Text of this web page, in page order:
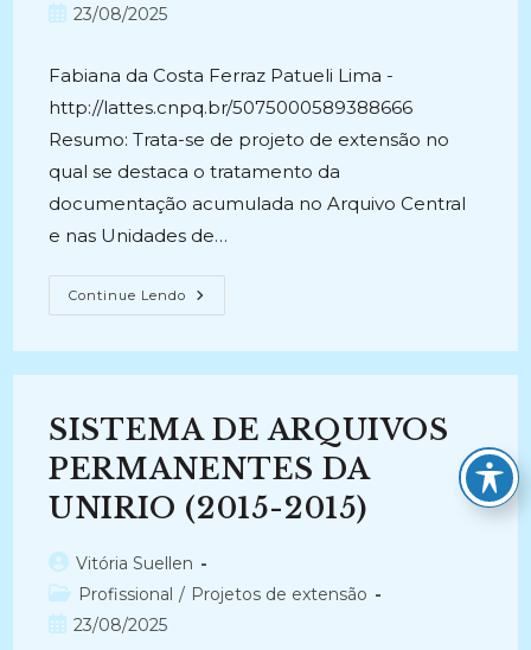
do
Post23/08/2025
Fabiana da Costa Ferraz Patueli Lima -
http://lattes.cnpq.br/5075000589388666
Resumo: Trata-se de projeto de extensão no
qual se destaca o tratamento da
documentação acumulada no Arquivo Central
e nas Unidades de…
Continue Lendo CLASSIFICAÇÃO
DE
E
2015)
SISTEMA DE ARQUIVOS
PERMANENTES DA
UNIRIO (2015-2015)
Autor
do
post:
Vitória Suellen
Categoria
do
Profissional / Projetos de extensão
Post23/08/2025